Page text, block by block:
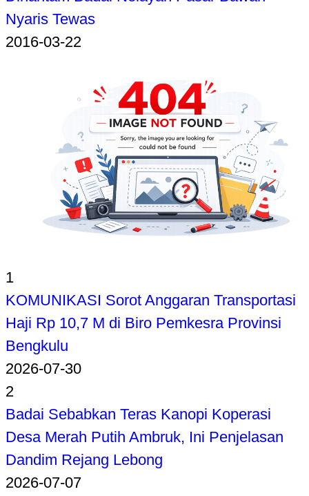
Nyaris Tewas
2016-03-22
1
KOMUNIKASI Sorot Anggaran Transportasi
Haji Rp 10,7 M di Biro Pemkesra Provinsi
Bengkulu
2026-07-30
2
Badai Sebabkan Teras Kanopi Koperasi
Desa Merah Putih Ambruk, Ini Penjelasan
Dandim Rejang Lebong
2026-07-07